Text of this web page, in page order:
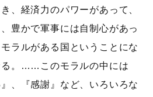
、経済力のパワーがあって、
豊かで軍事には自制心があっ
ラルがある国ということにな
る。……このモラルの中には
、『感謝』など、いろいろな